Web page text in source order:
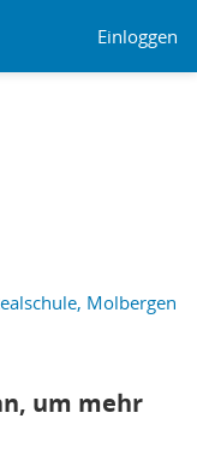
Einloggen
Molbergen
um mehr